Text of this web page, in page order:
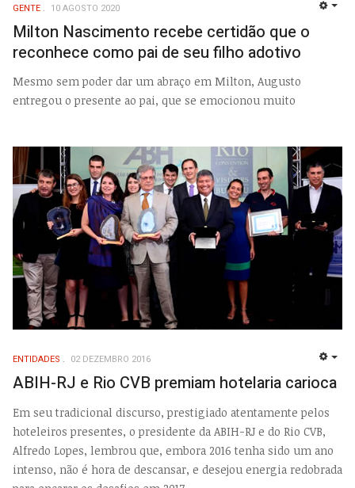
GENTE 10 AGOSTO 2020
Milton Nascimento recebe certidão que o
reconhece como pai de seu filho adotivo
Mesmo sem poder dar um abraço em Milton, Augusto
entregou o presente ao pai, que se emocionou muito
ENTIDADES 02 DEZEMBRO 2016
ABIH-RJ e Rio CVB premiam hotelaria carioca
Em seu tradicional discurso, prestigiado atentamente pelos
hoteleiros presentes, o presidente da ABIH-RJ e do Rio CVB,
Alfredo Lopes, lembrou que, embora 2016 tenha sido um ano
intenso, não é hora de descansar, e desejou energia redobrada